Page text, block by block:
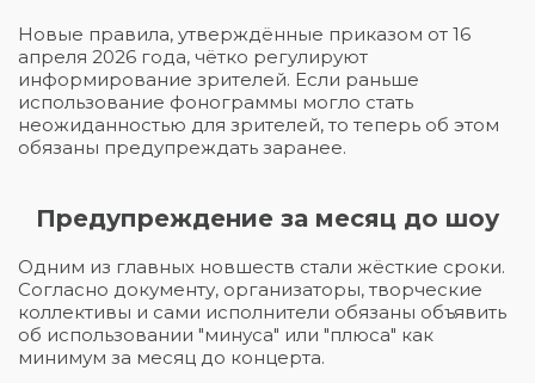
Новые правила, утверждённые приказом от 16
апреля 2026 года, чётко регулируют
информирование зрителей. Если раньше
использование фонограммы могло стать
неожиданностью для зрителей, то теперь об этом
обязаны предупреждать заранее.
Предупреждение за месяц до шоу
Одним из главных новшеств стали жёсткие сроки.
Согласно документу, организаторы, творческие
коллективы и сами исполнители обязаны объявить
об использовании "минуса" или "плюса" как
минимум за месяц до концерта.